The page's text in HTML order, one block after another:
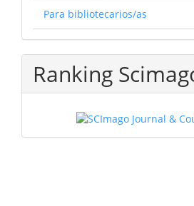
Para bibliotecarios/as
Ranking